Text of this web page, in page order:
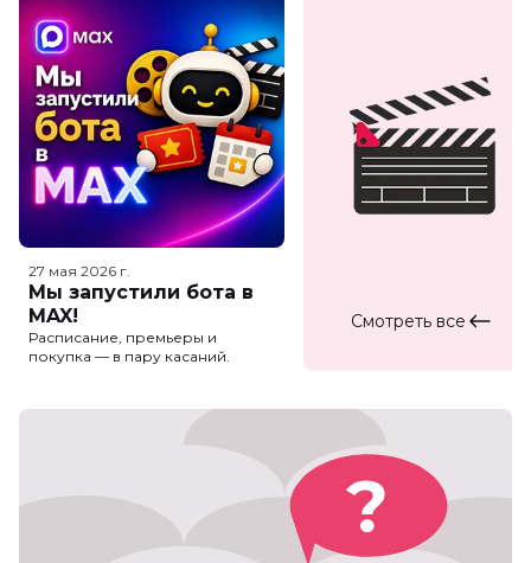
27 мая 2026 г.
Мы запустили бота в
MAX!
Расписание, премьеры и
покупка — в пару касаний.
Смотреть все